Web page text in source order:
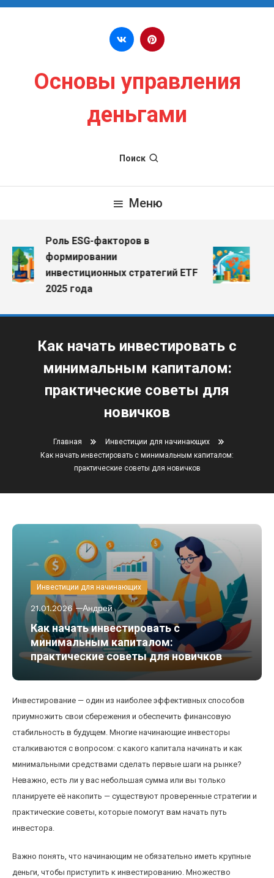
Перейти к содержимому
Основы управления
деньгами
Поиск
Меню
Роль ESG-факторов в
формировании
инвестиционных стратегий ETF
2025 года
Как начать инвестировать с
минимальным капиталом:
практические советы для
новичков
Главная
Инвестиции для начинающих
Как начать инвестировать с минимальным капиталом:
практические советы для новичков
Инвестиции для начинающих
21.01.2026 Андрей
Как начать инвестировать с
минимальным капиталом:
практические советы для новичков
Инвестирование — один из наиболее эффективных способов
приумножить свои сбережения и обеспечить финансовую
стабильность в будущем. Многие начинающие инвесторы
сталкиваются с вопросом: с какого капитала начинать и как
минимальными средствами сделать первые шаги на рынке?
Неважно, есть ли у вас небольшая сумма или вы только
планируете её накопить — существуют проверенные стратегии и
практические советы, которые помогут вам начать путь
инвестора.
Важно понять, что начинающим не обязательно иметь крупные
деньги, чтобы приступить к инвестированию. Множество